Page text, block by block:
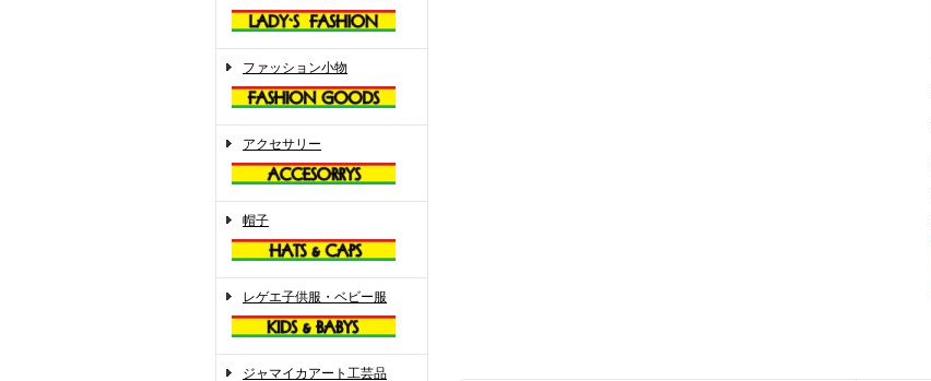
ファッション小物
アクセサリー
帽子
レゲエ子供服・ベビー服
ジャマイカアート工芸品